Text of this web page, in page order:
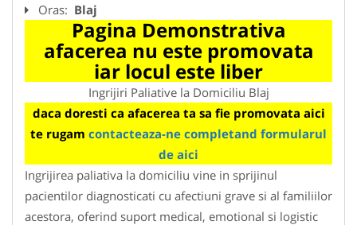
Oras: Blaj
Pagina Demonstrativa
afacerea nu este promovata
iar locul este liber
Ingrijiri Paliative la Domiciliu Blaj
daca doresti ca afacerea ta sa fie promovata aici
te rugam contacteaza-ne completand formularul
de aici
Ingrijirea paliativa la domiciliu vine in sprijinul
pacientilor diagnosticati cu afectiuni grave si al familiilor
acestora, oferind suport medical, emotional si logistic